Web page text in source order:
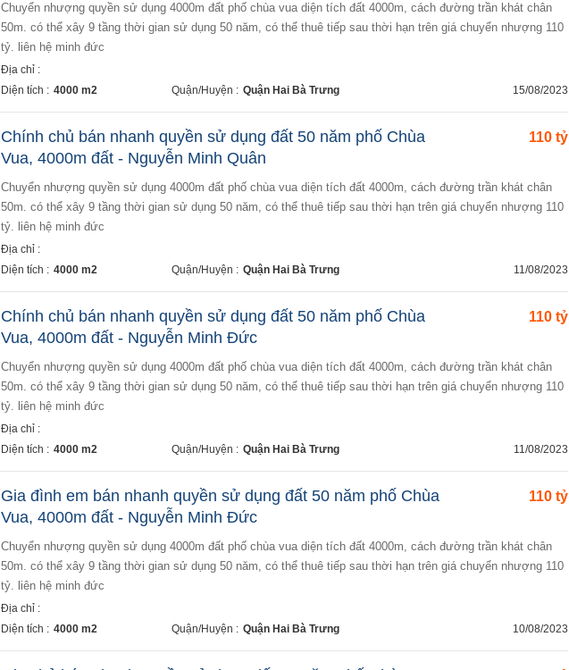
chuyển nhượng quyền sử dụng 4000m đất phố chùa vua diện tích đất 4000m, cách đường trần khát chân
50m. có thể xây 9 tầng thời gian sử dụng 50 năm, có thể thuê tiếp sau thời hạn trên giá chuyển nhượng 110
tỷ. liên hệ minh đức
Địa chỉ :
Diện tích : 4000 m2 Quận/Huyện : Quận Hai Bà Trưng 15/08/2023
110 tỷ
Chính chủ bán nhanh quyền sử dụng đất 50 năm phố Chùa
Vua, 4000m đất - Nguyễn Minh Quân
chuyển nhượng quyền sử dụng 4000m đất phố chùa vua diện tích đất 4000m, cách đường trần khát chân
50m. có thể xây 9 tầng thời gian sử dụng 50 năm, có thể thuê tiếp sau thời hạn trên giá chuyển nhượng 110
tỷ. liên hệ minh đức
Địa chỉ :
Diện tích : 4000 m2 Quận/Huyện : Quận Hai Bà Trưng 11/08/2023
110 tỷ
Chính chủ bán nhanh quyền sử dụng đất 50 năm phố Chùa
Vua, 4000m đất - Nguyễn Minh Đức
chuyển nhượng quyền sử dụng 4000m đất phố chùa vua diện tích đất 4000m, cách đường trần khát chân
50m. có thể xây 9 tầng thời gian sử dụng 50 năm, có thể thuê tiếp sau thời hạn trên giá chuyển nhượng 110
tỷ. liên hệ minh đức
Địa chỉ :
Diện tích : 4000 m2 Quận/Huyện : Quận Hai Bà Trưng 11/08/2023
110 tỷ
Gia đình em bán nhanh quyền sử dụng đất 50 năm phố Chùa
Vua, 4000m đất - Nguyễn Minh Đức
chuyển nhượng quyền sử dụng 4000m đất phố chùa vua diện tích đất 4000m, cách đường trần khát chân
50m. có thể xây 9 tầng thời gian sử dụng 50 năm, có thể thuê tiếp sau thời hạn trên giá chuyển nhượng 110
tỷ. liên hệ minh đức
Địa chỉ :
Diện tích : 4000 m2 Quận/Huyện : Quận Hai Bà Trưng 10/08/2023